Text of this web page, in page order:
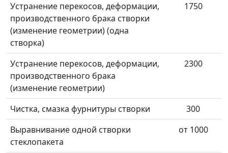
Устранение перекосов, деформации,
производственного брака створки
(изменение геометрии) (одна
створка)
1750
Устранение перекосов, деформации,
производственного брака
(изменение геометрии)
2300
Чистка, смазка фурнитуры створки
300
Выравнивание одной створки
стеклопакета
от 1000